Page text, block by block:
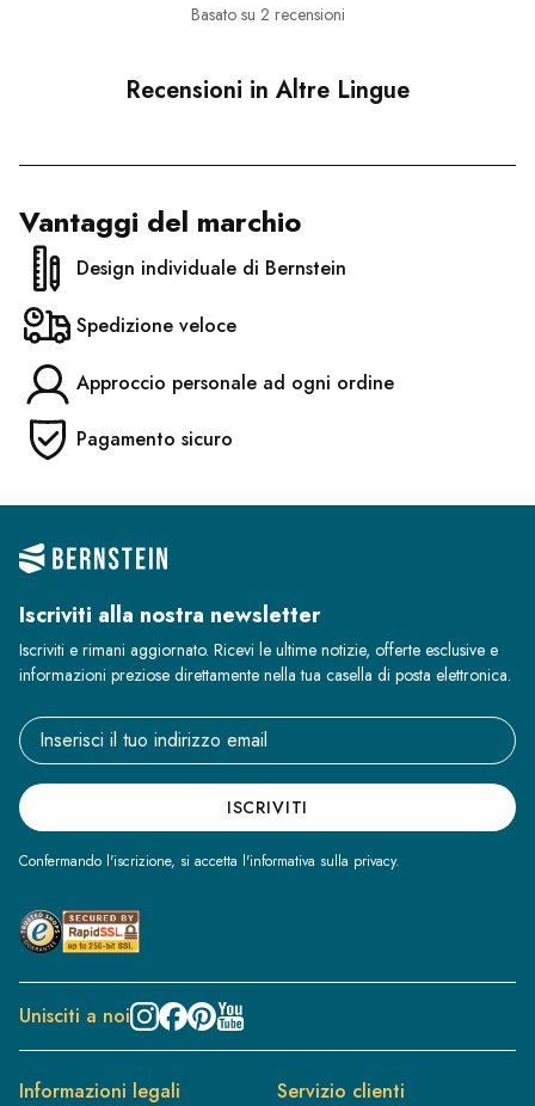
Basato su 2 recensioni
Recensioni in Altre Lingue
Vantaggi del marchio
Design individuale di Bernstein
Spedizione veloce
Approccio personale ad ogni ordine
Pagamento sicuro
Iscriviti alla nostra newsletter
Iscriviti e rimani aggiornato. Ricevi le ultime notizie, offerte esclusive e
informazioni preziose direttamente nella tua casella di posta elettronica.
Email address
ISCRIVITI
Confermando l'iscrizione, si accetta l'informativa sulla privacy.
Unisciti a noi
Informazioni legali Servizio clienti